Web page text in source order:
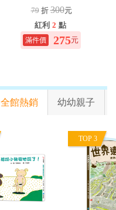
79 折300元
紅利 2 點
275元
全館熱銷 幼幼親子
TOP 3